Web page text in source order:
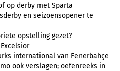
op derby met Sparta
en seizoensopener te
opstelling gezet?
international van Fenerbahçe
ook verslagen; oefenreeks in